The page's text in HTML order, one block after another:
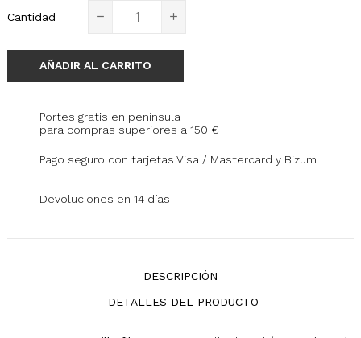
Cantidad
AÑADIR AL CARRITO
Portes gratis en península
para compras superiores a 150 €
Pago seguro con tarjetas Visa / Mastercard y Bizum
Devoluciones en 14 días
DESCRIPCIÓN
DETALLES DEL PRODUCTO